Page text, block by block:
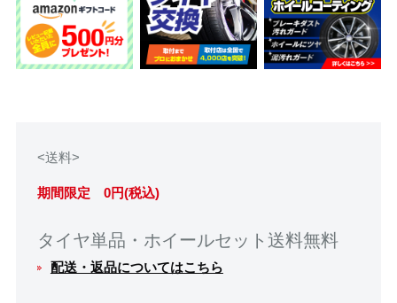
<送料>
期間限定 0円(税込)
タイヤ単品・ホイールセット送料無料
配送・返品についてはこちら